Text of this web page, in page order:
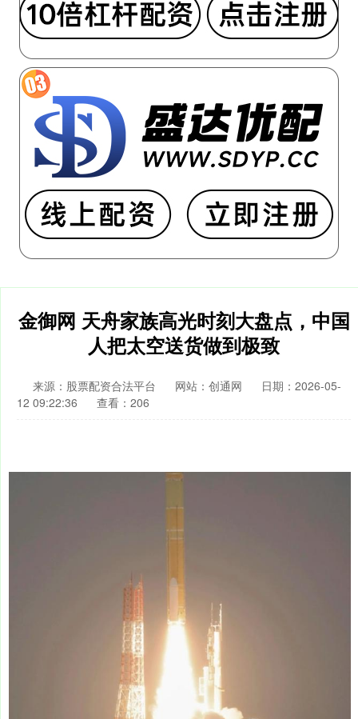
金御网 天舟家族高光时刻大盘点，中国
人把太空送货做到极致
来源：股票配资合法平台 网站：创通网
日期：2026-05-
12 09:22:36
查看：206